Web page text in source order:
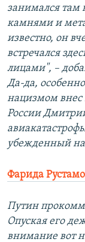
занимался там
камнями и
известно, он
встречался
лицами", –
Да-да,
нацизмом внес
России
убежденный
Фарида
Путин
Опуская его
внимание вот